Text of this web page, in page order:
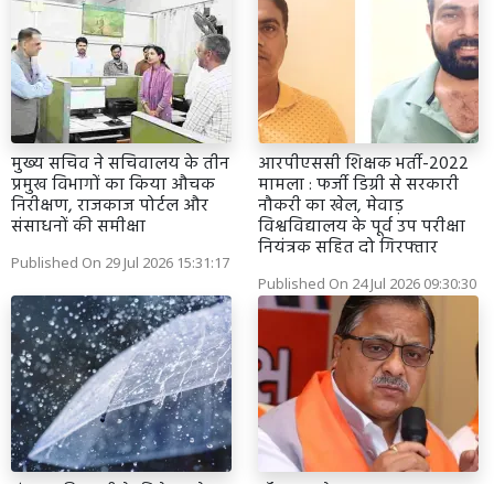
मुख्य सचिव ने सचिवालय के तीन
प्रमुख विभागों का किया औचक
निरीक्षण, राजकाज पोर्टल और
संसाधनों की समीक्षा
Published On 29 Jul 2026 15:31:17
आरपीएससी शिक्षक भर्ती-2022
मामला : फर्जी डिग्री से सरकारी
नौकरी का खेल, मेवाड़
विश्वविद्यालय के पूर्व उप परीक्षा
नियंत्रक सहित दो गिरफ्तार
Published On 24 Jul 2026 09:30:30